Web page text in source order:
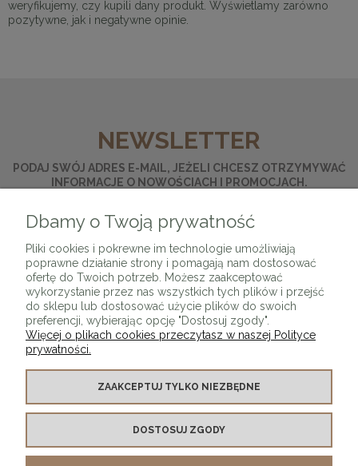
weryfikujemy, czy kupili dany produkt. Wyświetlamy zarówno
pozytywne, jak i negatywne opinie.
NEWSLETTER
PODAJ SWÓJ ADRES E-MAIL, JEŻELI CHCESZ OTRZYMYWAĆ
INFORMACJE O NOWOŚCIACH I PROMOCJACH.
KONTAKT Z NAMI
MOJE KONTO
Dbamy o Twoją prywatność
Pliki cookies i pokrewne im technologie umożliwiają
poprawne działanie strony i pomagają nam dostosować
ofertę do Twoich potrzeb. Możesz zaakceptować
wykorzystanie przez nas wszystkich tych plików i przejść
do sklepu lub dostosować użycie plików do swoich
preferencji, wybierając opcję "Dostosuj zgody".
Więcej o plikach cookies przeczytasz w naszej Polityce
prywatności.
ZAAKCEPTUJ TYLKO NIEZBĘDNE
DOSTOSUJ ZGODY